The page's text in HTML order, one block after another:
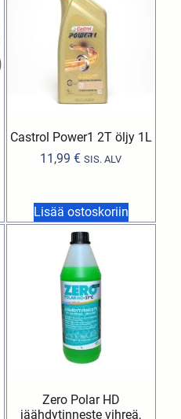
Castrol Power1 2T öljy 1L
11,99€ SIS. ALV
Lisää ostoskoriin
Zero Polar HD
jäähdytinneste vihreä,